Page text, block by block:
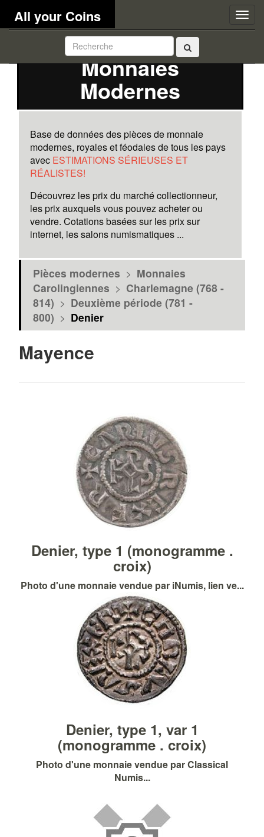
All your Coins
Monnaies
Modernes
Base de données des pièces de monnaie
modernes, royales et féodales de tous les pays
avec ESTIMATIONS SÉRIEUSES ET
RÉALISTES!
Découvrez les prix du marché collectionneur,
les prix auxquels vous pouvez acheter ou
vendre. Cotations basées sur les prix sur
internet, les salons numismatiques ...
Pièces modernes > Monnaies
Carolingiennes > Charlemagne (768 -
814) > Deuxième période (781 -
800) > Denier
Mayence
Denier, type 1 (monogramme .
croix)
Photo d'une monnaie vendue par iNumis, lien ve...
Denier, type 1, var 1
(monogramme . croix)
Photo d'une monnaie vendue par Classical
Numis...